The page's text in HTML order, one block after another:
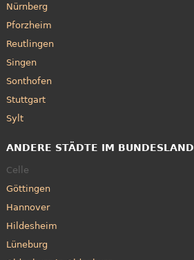
Nürnberg
Pforzheim
Reutlingen
Singen
Sonthofen
Stuttgart
Sylt
ANDERE STÄDTE IM BUNDESLAND
Celle
Göttingen
Hannover
Hildesheim
Lüneburg